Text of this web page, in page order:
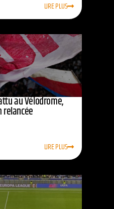
LIRE PLUS
au Vélodrome,
relancée
LIRE PLUS